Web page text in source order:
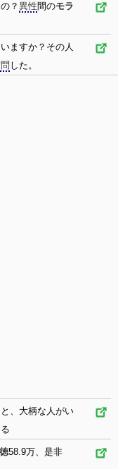
？ 異性間のモラ
ますか？その人
した。
と、大柄な人がい
58.9万、是非